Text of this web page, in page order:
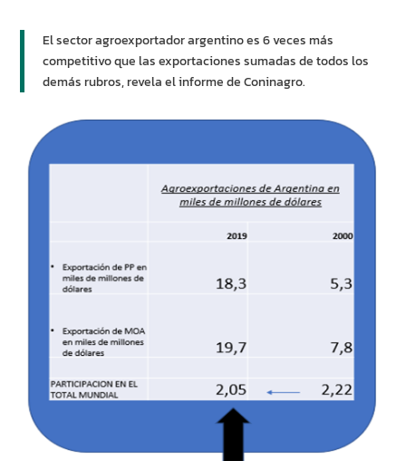
El sector agroexportador argentino es 6 veces más
competitivo que las exportaciones sumadas de todos los
demás rubros, revela el informe de Coninagro.